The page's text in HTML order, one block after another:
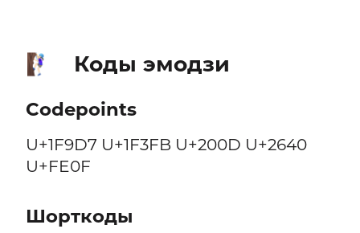
🧗🏻‍♀️ Коды эмодзи
Codepoints
U+1F9D7 U+1F3FB U+200D U+2640
U+FE0F
Шорткоды